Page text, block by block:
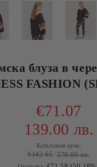
блуза в
FASHION
€71.07
139.00 лв.
Каталожна цена:
€142.65 279.00 лв.